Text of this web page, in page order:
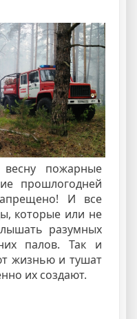
пожарные
прошлогодней
И все
которые или не
разумных
палов. Так и
жизнью и тушат
их создают.